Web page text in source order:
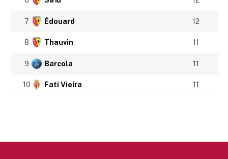
7 Édouard 12
8 Thauvin 11
9 Barcola 11
10 Fati Vieira 11